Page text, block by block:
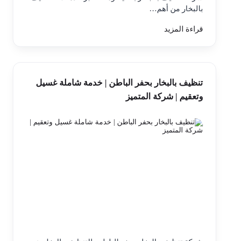
بالبخار من أهم…
قراءة المزيد
تنظيف بالبخار بحفر الباطن | خدمة شاملة غسيل
وتعقيم | شركة المتميز